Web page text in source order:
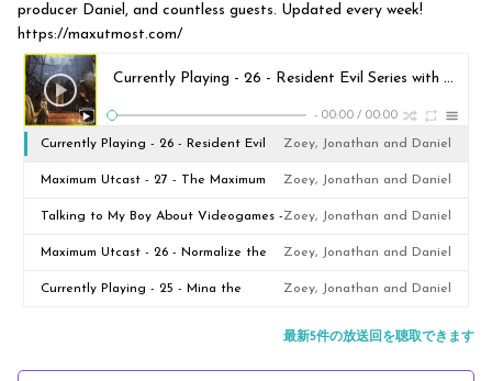
producer Daniel, and countless guests. Updated every week!
https://maxutmost.com/
Currently Playing - 26 - Resident Evil Series with Liz
- 00:00 / 00:00
Currently Playing - 26 - Resident Evil
Series with Liz
Zoey, Jonathan and Daniel
Maximum Utcast - 27 - The Maximum
Utcast Anniversary Spectacular
Zoey, Jonathan and Daniel
Talking to My Boy About Videogames -
25 - Existential Dread
Zoey, Jonathan and Daniel
Maximum Utcast - 26 - Normalize the
Rod
Zoey, Jonathan and Daniel
Currently Playing - 25 - Mina the Zoey, Jonathan and Daniel
最新5件の放送回を聴取できます